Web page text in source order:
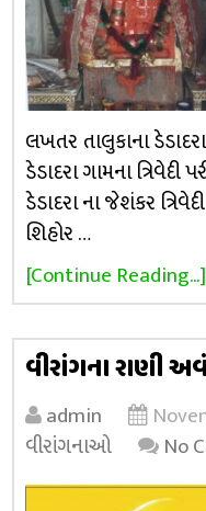
લખતર તાલુકાના
ડેડાદરા ગામના ત્રિવેદી
ડેડાદરા ના જેશંકર
શિહોર …
[Continue Reading...]
વીરાંગના રાણી
admin
વીરાંગનાઓ
No